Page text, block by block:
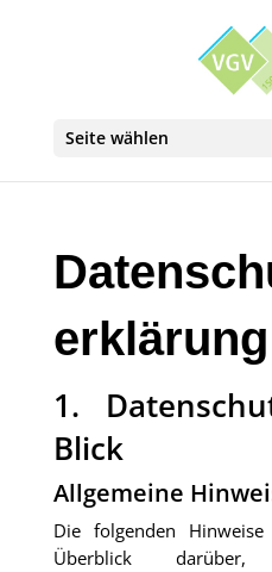
Seite wählen
erklärung
1.
Blick
Allgemeine
Die folgenden
Überblick